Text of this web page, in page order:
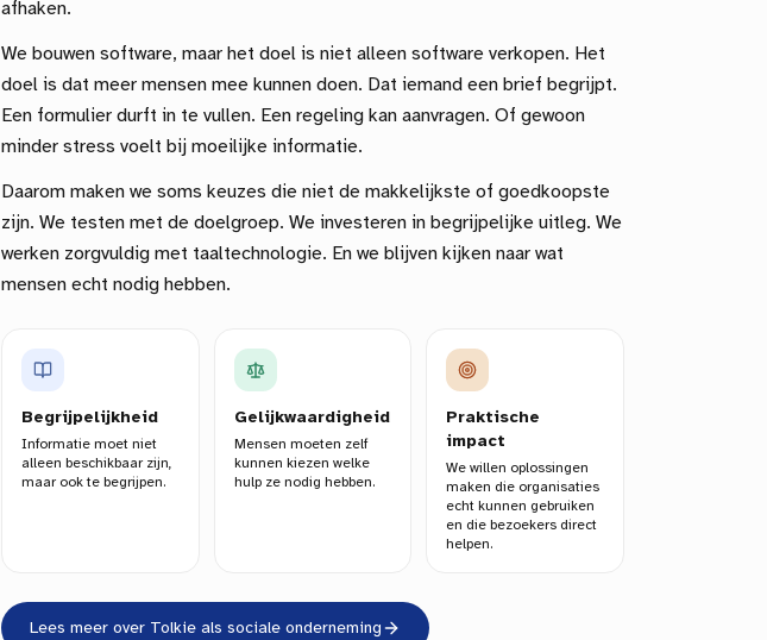
afhaken.
We bouwen software, maar het doel is niet alleen software verkopen. Het
doel is dat meer mensen mee kunnen doen. Dat iemand een brief begrijpt.
Een formulier durft in te vullen. Een regeling kan aanvragen. Of gewoon
minder stress voelt bij moeilijke informatie.
Daarom maken we soms keuzes die niet de makkelijkste of goedkoopste
zijn. We testen met de doelgroep. We investeren in begrijpelijke uitleg. We
werken zorgvuldig met taaltechnologie. En we blijven kijken naar wat
mensen echt nodig hebben.
Begrijpelijkheid
Informatie moet niet
alleen beschikbaar zijn,
maar ook te begrijpen.
Gelijkwaardigheid
Mensen moeten zelf
kunnen kiezen welke
hulp ze nodig hebben.
Praktische
impact
We willen oplossingen
maken die organisaties
echt kunnen gebruiken
en die bezoekers direct
helpen.
Lees meer over Tolkie als sociale onderneming